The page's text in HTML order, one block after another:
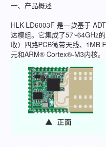
一、产品概述
HLK-LD6003F 是一款基于
达模组。它集成了57~64GHz
收）四路PCB微带天线、1MB
元和ARM® Cortex®-M3内核。